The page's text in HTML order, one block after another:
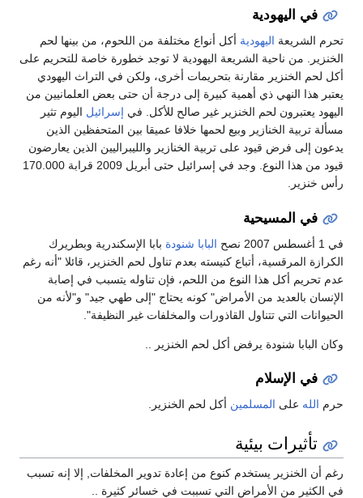
في اليهودية
تحرم الشريعة اليهودية أكل أنواع مختلفة من اللحوم، من بينها لحم
الخنزير. من ناحية الشريعة اليهودية لا توجد خطورة خاصة للتحريم على
أكل لحم الخنزير مقارنة بتحريمات أخرى، ولكن في التراث اليهودي
يعتبر هذا النهي ذي أهمية كبيرة إلى درجة أن حتى بعض العلمانيين من
اليهود يعتبرون لحم الخنزير غير صالح للأكل. في إسرائيل اليوم تثير
مسألة تربية الخنازير وبيع لحمها خلافا عميقا بين المتحفظين الذين
يدعون إلى فرض قيود على تربية الخنازير والليبراليين الذين يعارضون
قيود من هذا النوع. وجد في إسرائيل حتى أبريل 2009 قرابة 170.000
رأس خنزير.
في المسيحية
في 1 أغسطس 2007 نصح البابا شنودة بابا الإسكندرية وبطريرك
الكرازة المرقسية، أتباع كنيسته بعدم تناول لحم الخنزير، قائلا "أنه رغم
عدم تحريم أكل هذا النوع من اللحم، فإن تناوله يتسبب في إصابة
الإنسان بالعديد من الأمراض" كونه يحتاج "إلى طهي جيد" و"لأنه من
الحيوانات التي تتناول القاذورات والمخلفات غير النظيفة".
وكان البابا شنودة يرفض أكل لحم الخنزير ..
في الإسلام
حرم الله على المسلمين أكل لحم الخنزير.
تأثيرات بيئية
رغم أن الخنزير يستخدم كنوع من إعادة تدوير المخلفات, إلا إنه تسبب
في الكثير من الأمراض التي تسببت في خسائر كثيرة ..